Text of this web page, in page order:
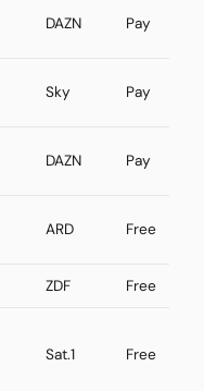
DAZN Pay
Sky Pay
DAZN Pay
ARD Free
ZDF Free
Sat.1 Free